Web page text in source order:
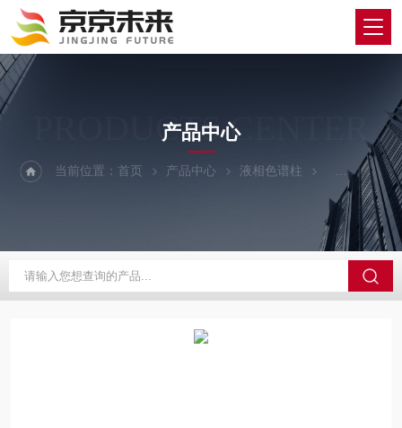
PRODUCTS CENTER
产品中心
当前位置：首页 产品中心 液相色谱柱 YMC/维美希